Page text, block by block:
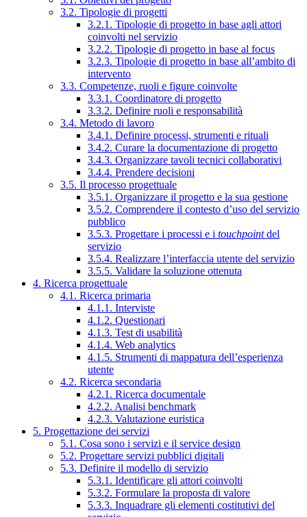
3.2. Tipologie di progetti
3.2.1. Tipologie di progetto in base agli attori
coinvolti nel servizio
3.2.2. Tipologie di progetto in base al focus
3.2.3. Tipologie di progetto in base all’ambito di
intervento
3.3. Competenze, ruoli e figure coinvolte
3.3.1. Coordinatore di progetto
3.3.2. Definire ruoli e responsabilità
3.4. Metodo di lavoro
3.4.1. Definire processi, strumenti e rituali
3.4.2. Curare la documentazione di progetto
3.4.3. Organizzare tavoli tecnici collaborativi
3.4.4. Prendere decisioni
3.5. Il processo progettuale
3.5.1. Organizzare il progetto e la sua gestione
3.5.2. Comprendere il contesto d’uso del servizio
pubblico
3.5.3. Progettare i processi e i touchpointdel
servizio
3.5.4. Realizzare l’interfaccia utente del servizio
3.5.5. Validare la soluzione ottenuta
4. Ricerca progettuale
4.1. Ricerca primaria
4.1.1. Interviste
4.1.2. Questionari
4.1.3. Test di usabilità
4.1.4. Web analytics
4.1.5. Strumenti di mappatura dell’esperienza
utente
4.2. Ricerca secondaria
4.2.1. Ricerca documentale
4.2.2. Analisi benchmark
4.2.3. Valutazione euristica
5. Progettazione dei servizi
5.1. Cosa sono i servizi e il service design
5.2. Progettare servizi pubblici digitali
5.3. Definire il modello di servizio
5.3.1. Identificare gli attori coinvolti
5.3.2. Formulare la proposta di valore
5.3.3. Inquadrare gli elementi costitutivi del